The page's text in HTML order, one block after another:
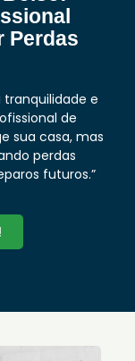
Perdas
tranquilidade e
de
sua casa, mas
perdas
futuros.”